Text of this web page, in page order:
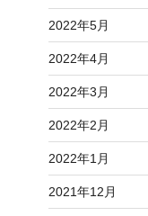
2022年5月
2022年4月
2022年3月
2022年2月
2022年1月
2021年12月